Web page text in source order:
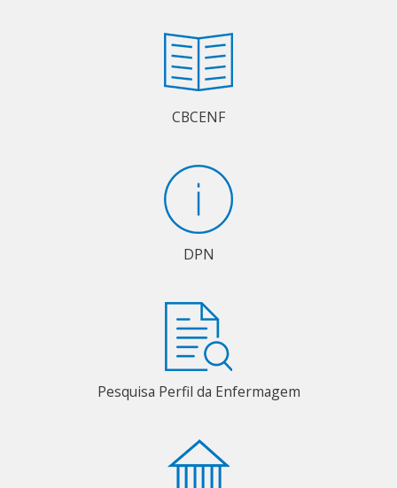
CBCENF
DPN
Pesquisa Perfil da Enfermagem